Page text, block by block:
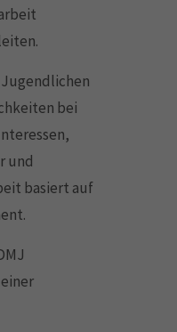
bei
und
basiert auf